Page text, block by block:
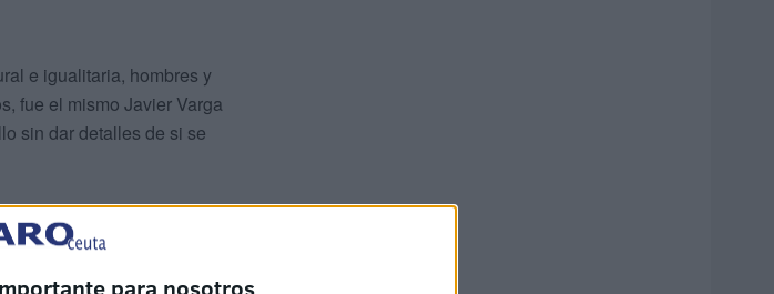
para nosotros
e igualitaria, hombres y
fue el mismo Javier Varga
sin dar detalles de si se